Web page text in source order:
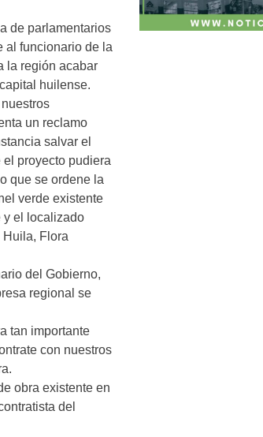
de parlamentarios
al funcionario de la
la región acabar
huilense.
un reclamo
salvar el
proyecto pudiera
que se ordene la
verde existente
y el localizado
Huila, Flora
del Gobierno,
regional se
tan importante
con nuestros
obra existente en
del